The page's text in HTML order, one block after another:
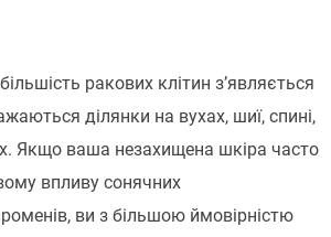
ракових клітин з’являється
ділянки на вухах, шиї, спині,
Якщо ваша незахищена шкіра часто
впливу сонячних
ви з більшою ймовірністю